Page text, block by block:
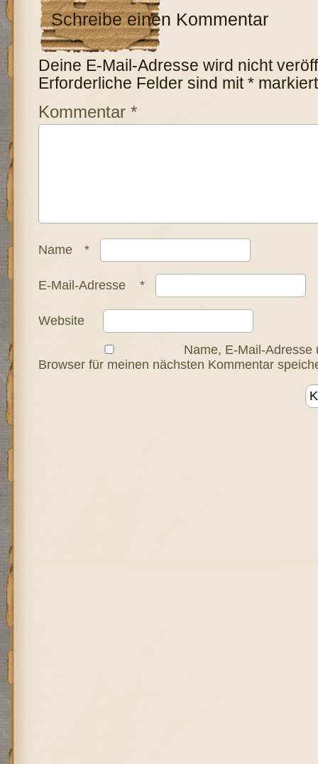
Schreibe einen Kommentar
Deine E-Mail-Adresse wird nicht
Erforderliche Felder sind mit*markiert
Kommentar *
Name *
E-Mail-Adresse *
Website
Name, E-Mail-Adresse
Browser für meinen nächsten Kommentar